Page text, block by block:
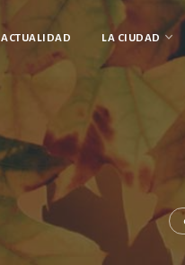
ACTUALIDAD LA CIUDAD